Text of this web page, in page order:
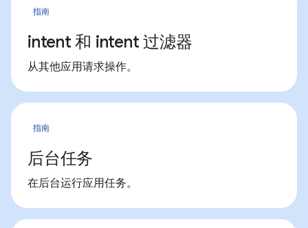
指南
intent 和 intent 过滤器
从其他应用请求操作。
指南
后台任务
在后台运行应用任务。